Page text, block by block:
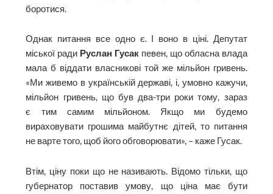
боротися.
Однак питання все одно є. І воно в ціні. Депутат
міської ради Руслан Гусак певен, що обласна влада
мала б віддати власникові той же мільйон гривень.
«Ми живемо в українській державі, і, умовно кажучи,
мільйон гривень, що був два-три роки тому, зараз
є тим самим мільйоном. Якщо ми будемо
вираховувати грошима майбутнє дітей, то питання
не варте того, щоб його обговорювати», – каже Гусак.
Втім, ціну поки що не називають. Відомо тільки, що
губернатор поставив умову, що ціна має бути